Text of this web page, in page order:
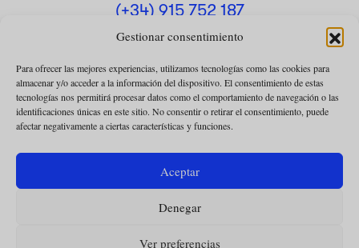
Gestionar consentimiento
Para ofrecer las mejores experiencias, utilizamos tecnologías como las cookies para
almacenar y/o acceder a la información del dispositivo. El consentimiento de estas
tecnologías nos permitirá procesar datos como el comportamiento de navegación o las
identificaciones únicas en este sitio. No consentir o retirar el consentimiento, puede
afectar negativamente a ciertas características y funciones.
Aceptar
Denegar
Ver preferencias
(+34) 915 752 187
omnes@omnesmag.com
POLÍTICA DE PRIVACIDAD
USO DE COOKIES
CONDICIONES DE LA COLABORACIÓN